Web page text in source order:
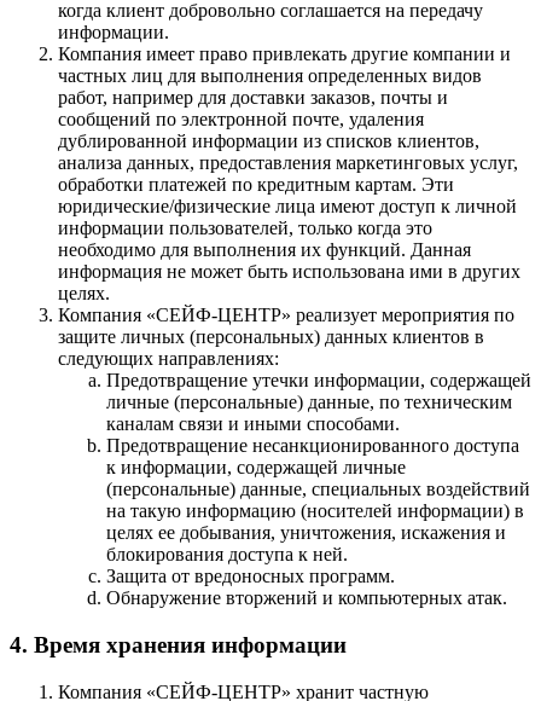
когда клиент добровольно соглашается на передачу
информации.
Компания имеет право привлекать другие компании и
частных лиц для выполнения определенных видов
работ, например для доставки заказов, почты и
сообщений по электронной почте, удаления
дублированной информации из списков клиентов,
анализа данных, предоставления маркетинговых услуг,
обработки платежей по кредитным картам. Эти
юридические/физические лица имеют доступ к личной
информации пользователей, только когда это
необходимо для выполнения их функций. Данная
информация не может быть использована ими в других
целях.
Компания «СЕЙФ-ЦЕНТР» реализует мероприятия по
защите личных (персональных) данных клиентов в
следующих направлениях:
Предотвращение утечки информации, содержащей
личные (персональные) данные, по техническим
каналам связи и иными способами.
Предотвращение несанкционированного доступа
к информации, содержащей личные
(персональные) данные, специальных воздействий
на такую информацию (носителей информации) в
целях ее добывания, уничтожения, искажения и
блокирования доступа к ней.
Защита от вредоносных программ.
Обнаружение вторжений и компьютерных атак.
4. Время хранения информации
Компания «СЕЙФ-ЦЕНТР» хранит частную